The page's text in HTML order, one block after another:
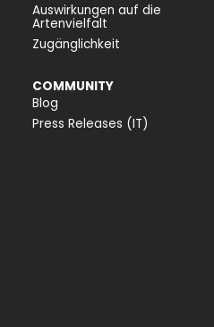
Auswirkungen auf die
Artenvielfalt
Zugänglichkeit
COMMUNITY
Blog
Press Releases (IT)